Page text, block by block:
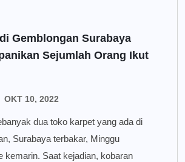
Gemblongan Surabaya
Sejumlah Orang Ikut
OKT 10, 2022
dua toko karpet yang ada di
Surabaya terbakar, Minggu
kemarin. Saat kejadian, kobaran